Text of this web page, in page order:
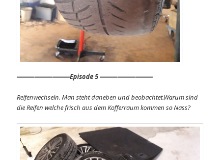
⸻⸻⸻Episode 5 ⸻⸻⸻
Reifenwechseln. Man steht daneben und beobachtet.Warum sind
die Reifen welche frisch aus dem Kofferraum kommen so Nass?